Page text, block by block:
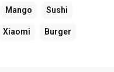
Mango Sushi
Xiaomi Burger